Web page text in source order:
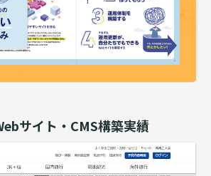
サイト・CMS構築実績